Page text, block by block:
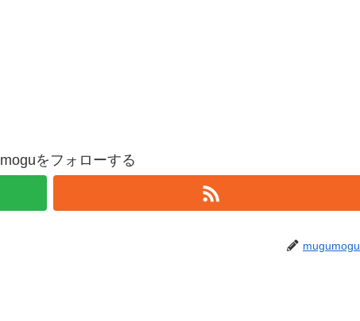
をフォローする
mugumogu